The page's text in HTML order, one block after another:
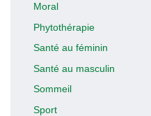
Moral
Phytothérapie
Santé au féminin
Santé au masculin
Sommeil
Sport